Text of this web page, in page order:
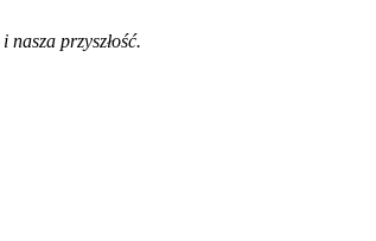
przyszłość.